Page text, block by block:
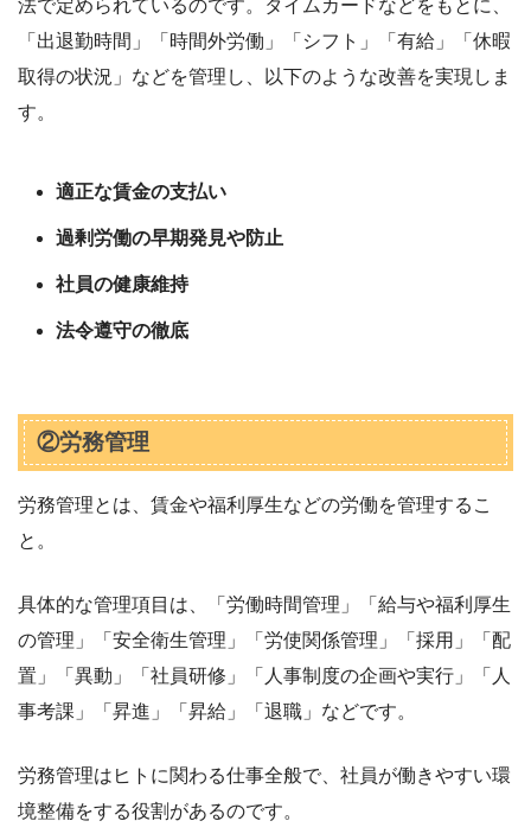
法で定められているのです。タイムカードなどをもとに、
「出退勤時間」「時間外労働」「シフト」「有給」「休暇
取得の状況」などを管理し、以下のような改善を実現しま
す。
適正な賃金の支払い
過剰労働の早期発見や防止
社員の健康維持
法令遵守の徹底
②労務管理
労務管理とは、賃金や福利厚生などの労働を管理するこ
と。
具体的な管理項目は、「労働時間管理」「給与や福利厚生
の管理」「安全衛生管理」「労使関係管理」「採用」「配
置」「異動」「社員研修」「人事制度の企画や実行」「人
事考課」「昇進」「昇給」「退職」などです。
労務管理はヒトに関わる仕事全般で、社員が働きやすい環
境整備をする役割があるのです。